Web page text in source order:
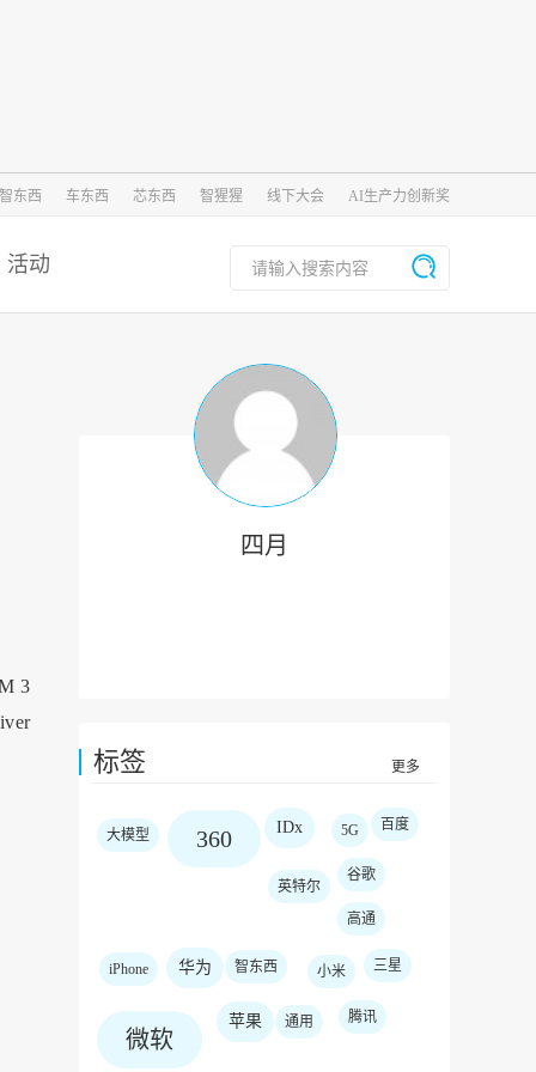
智东西
车东西 芯东西 智猩猩 线下大会 AI生产力创新奖
活动
四月
标签 更多
大模型 360 IDx 5G 百度
英特尔
谷歌
高通
iPhone 华为 智东西 小米 三星
微软
苹果 通用 腾讯
3